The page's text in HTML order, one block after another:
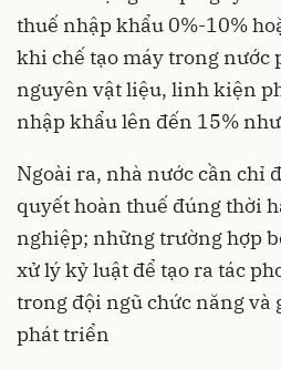
thuế nhập khẩu 0%-10%
khi chế tạo máy trong nước
nguyên vật liệu, linh kiện
nhập khẩu lên đến 15%
Ngoài ra, nhà nước cần chỉ
quyết hoàn thuế đúng thời
nghiệp; những trường hợp
xử lý kỷ luật để tạo ra tác
trong đội ngũ chức năng và
phát triển